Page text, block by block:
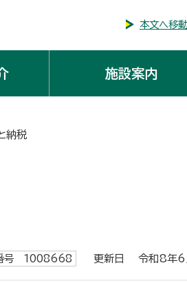
本文へ移動
施設案内
納税
号 1008668 更新日 令和8年6